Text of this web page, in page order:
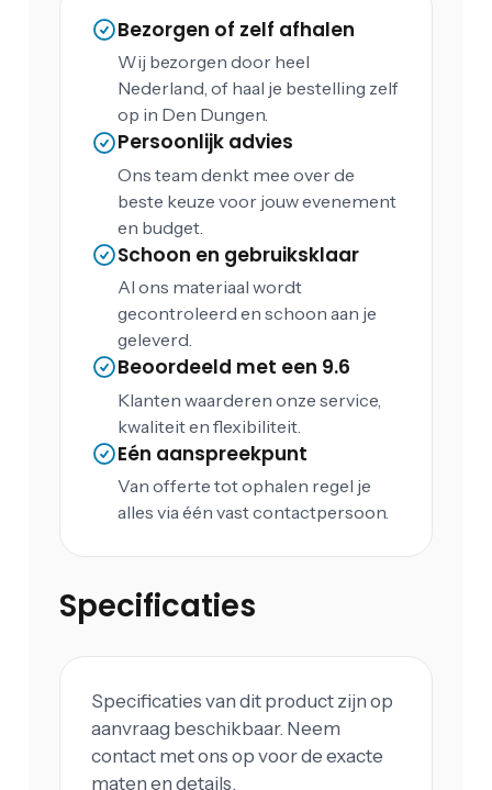
Bezorgen of zelf afhalen
Wij bezorgen door heel
Nederland, of haal je bestelling zelf
op in Den Dungen.
Persoonlijk advies
Ons team denkt mee over de
beste keuze voor jouw evenement
en budget.
Schoon en gebruiksklaar
Al ons materiaal wordt
gecontroleerd en schoon aan je
geleverd.
Beoordeeld met een 9.6
Klanten waarderen onze service,
kwaliteit en flexibiliteit.
Eén aanspreekpunt
Van offerte tot ophalen regel je
alles via één vast contactpersoon.
Specificaties
Specificaties van dit product zijn op
aanvraag beschikbaar. Neem
contact met ons op voor de exacte
maten en details.